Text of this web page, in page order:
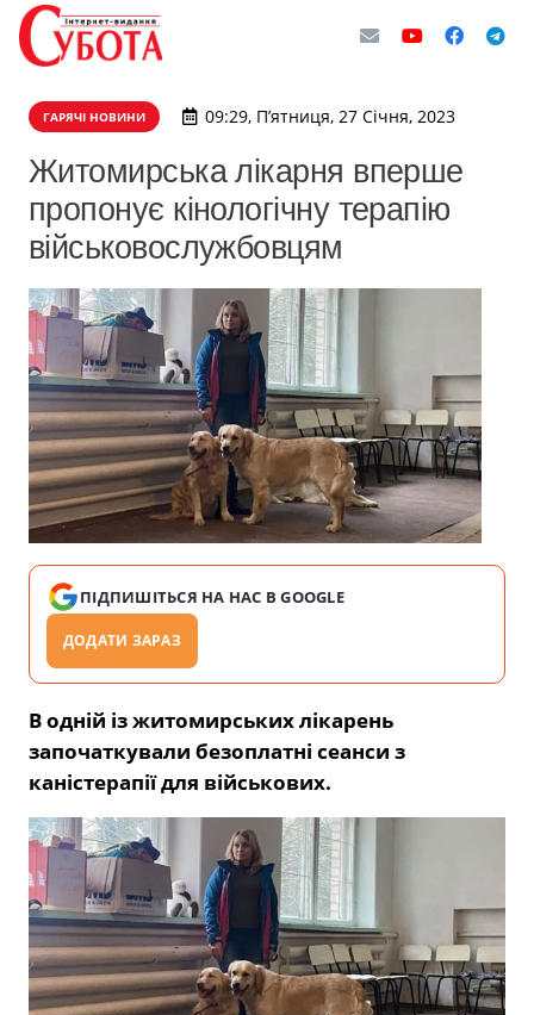
ГАРЯЧІ НОВИНИ 09:29, П’ятниця, 27 Січня, 2023
Житомирська лікарня вперше
пропонує кінологічну терапію
військовослужбовцям
ПІДПИШІТЬСЯ НА НАС В GOOGLE
ДОДАТИ ЗАРАЗ
В одній із житомирських лікарень
започаткували безоплатні сеанси з
каністерапії для військових.